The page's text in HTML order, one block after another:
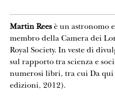
Martin Reesè un astronomo
membro della Camera dei
Royal Society. In veste di
sul rapporto tra scienza e
numerosi libri, tra cui Da
edizioni, 2012).